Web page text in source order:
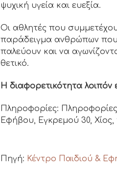
ψυχική υγεία και ευεξία.
Οι αθλητές που
παράδειγμα ανθρώπων που
παλεύουν και να
θετικό.
Η διαφορετικότητα λοιπόν
Πληροφορίες:
Εφήβου, Εγκρεμού 30, Χίος,
Πηγή: Κέντρο Παιδιού &